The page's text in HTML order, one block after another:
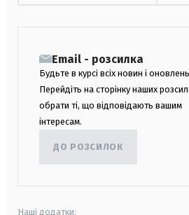
Email - розсилка
Будьте в курсі всіх новин і
Перейдіть на сторінку наших
обрати ті, що відповідають вашим
інтересам.
ДО РОЗСИЛОК
Наші додатки: